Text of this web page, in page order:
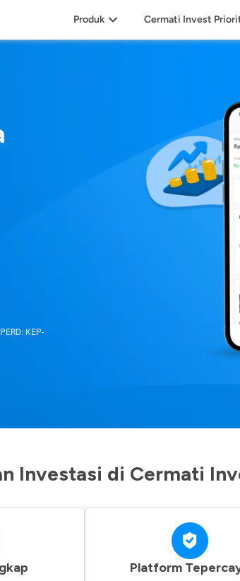
Produk Cermati Invest
KEP-
Investasi di Cermati
Platform